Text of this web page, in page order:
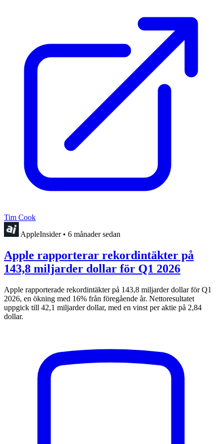
Tim Cook
AppleInsider • 6 månader sedan
Apple rapporterar rekordintäkter på
143,8 miljarder dollar för Q1 2026
Apple rapporterade rekordintäkter på 143,8 miljarder dollar för Q1
2026, en ökning med 16% från föregående år. Nettoresultatet
uppgick till 42,1 miljarder dollar, med en vinst per aktie på 2,84
dollar.